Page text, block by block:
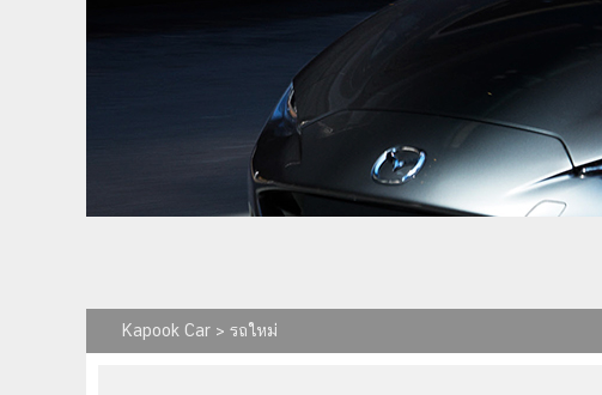
Kapook Car > รถใหม่